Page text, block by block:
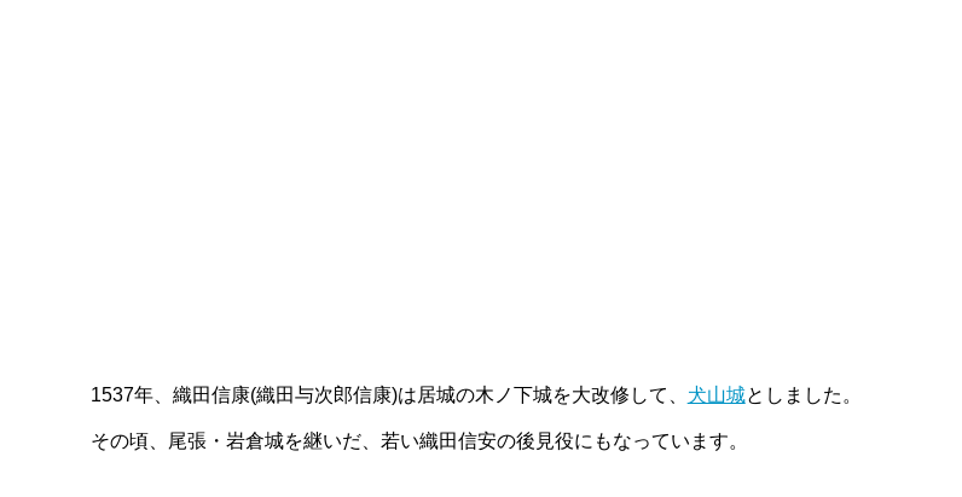
1537年、織田信康(織田与次郎信康)は居城の木ノ下城を大改修して、 犬山城としました。
その頃、尾張・岩倉城を継いだ、若い織田信安の後見役にもなっています。